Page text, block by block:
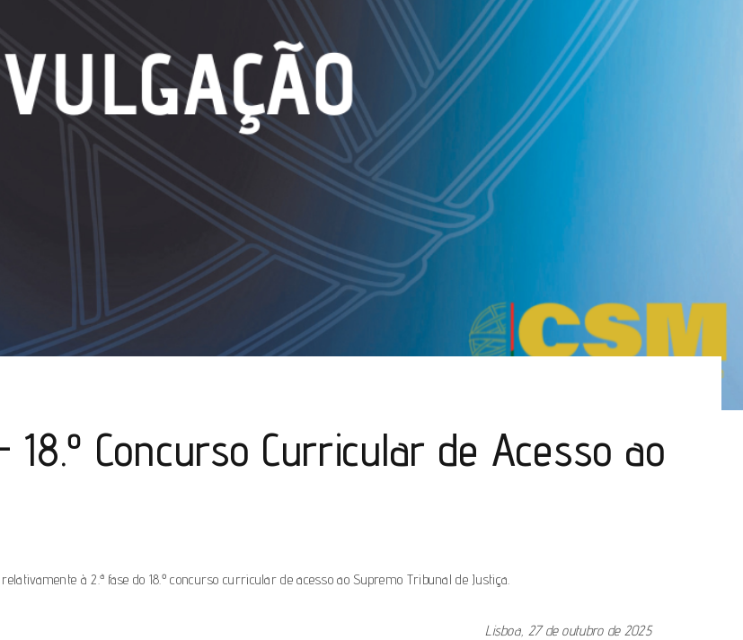
18.º Concurso Curricular de Acesso ao
à 2.ª fase do 18.º concurso curricular de acesso ao Supremo Tribunal de Justiça.
Lisboa, 27 de outubro de 2025